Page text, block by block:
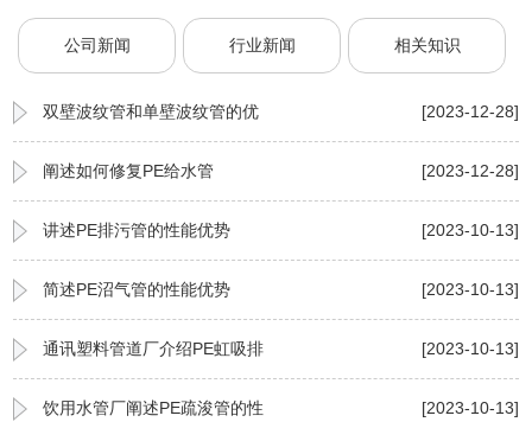
公司新闻 行业新闻 相关知识
双壁波纹管和单壁波纹管的优 [2023-12-28]
阐述如何修复PE给水管 [2023-12-28]
讲述PE排污管的性能优势 [2023-10-13]
简述PE沼气管的性能优势 [2023-10-13]
通讯塑料管道厂介绍PE虹吸排 [2023-10-13]
饮用水管厂阐述PE疏浚管的性 [2023-10-13]